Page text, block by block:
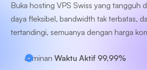
Buka hosting VPS Swiss yang tangguh
daya fleksibel, bandwidth tak terbatas,
tertandingi, semuanya dengan harga
Jaminan Waktu Aktif 99,99%